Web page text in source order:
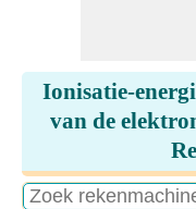
Ionisatie-
van de